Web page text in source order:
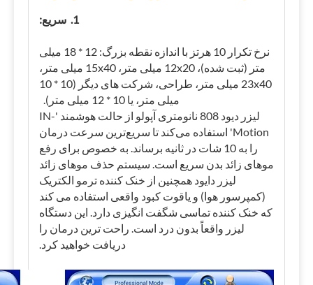
1. سریع:
نرخ تکرار 10 هرتز با اندازه نقطه بزرگ: 12 * 18 میلی
متر (ثبت شده)، 12x20 میلی متر، 15x40 میلی متر،
23x40 میلی متر، طراحی، شرکت های دیگر (10 * 10
میلی متر، یا 10 * 12 میلی متر).
لیزر دیود 808 نانومتری آپولو از حالت هوشمند 'IN-
Motion' استفاده می‌کند تا سریع‌ترین سرعت درمان
را به 10 شات در ثانیه برساند. به خصوص برای رفع
موهای زائد بدن سریع است. سیستم حذف موهای زائد
لیزر دایود همچنین از خنک کننده ترمو الکتریک
(کمپرسور هوا) و یاقوت کبود واقعی استفاده می کند
که خنک کننده تماسی شگفت انگیزی دارد. این دستگاه
لیزر واقعاً بدون درد است. راحت ترین درمان را
دریافت خواهید کرد.